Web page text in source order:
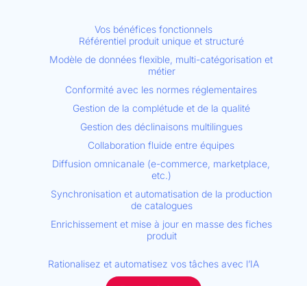
Vos bénéfices fonctionnels
Référentiel produit unique et structuré
Modèle de données flexible, multi-catégorisation et
métier
Conformité avec les normes réglementaires
Gestion de la complétude et de la qualité
Gestion des déclinaisons multilingues
Collaboration fluide entre équipes
Diffusion omnicanale (e-commerce, marketplace,
etc.)
Synchronisation et automatisation de la production
de catalogues
Enrichissement et mise à jour en masse des fiches
produit
Rationalisez et automatisez vos tâches avec l’IA